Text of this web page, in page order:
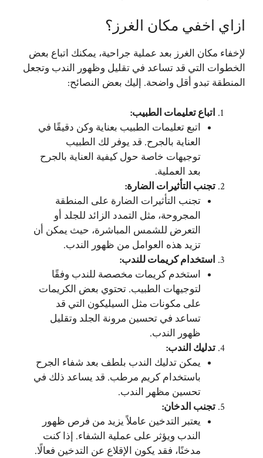
ازاي اخفي مكان الغرز؟
لإخفاء مكان الغرز بعد عملية جراحية، يمكنك اتباع بعض
الخطوات التي قد تساعد في تقليل وظهور الندب وتجعل
المنطقة تبدو أقل واضحة. إليك بعض النصائح:
اتباع تعليمات الطبيب:
اتبع تعليمات الطبيب بعناية وكن دقيقًا في
العناية بالجرح. قد يوفر لك الطبيب
توجيهات خاصة حول كيفية العناية بالجرح
بعد العملية.
تجنب التأثيرات الضارة:
تجنب التأثيرات الضارة على المنطقة
المجروحة، مثل التمدد الزائد للجلد أو
التعرض للشمس المباشرة، حيث يمكن أن
تزيد هذه العوامل من ظهور الندب.
استخدام كريمات للندب:
استخدم كريمات مخصصة للندب وفقًا
لتوجيهات الطبيب. تحتوي بعض الكريمات
على مكونات مثل السيليكون التي قد
تساعد في تحسين مرونة الجلد وتقليل
ظهور الندب.
تدليك الندب:
يمكن تدليك الندب بلطف بعد شفاء الجرح
باستخدام كريم مرطب. قد يساعد ذلك في
تحسين مظهر الندب.
تجنب الدخان:
يعتبر التدخين عاملاً يزيد من فرص ظهور
الندب ويؤثر على عملية الشفاء. إذا كنت
مدخنًا، فقد يكون الإقلاع عن التدخين فعالًا.